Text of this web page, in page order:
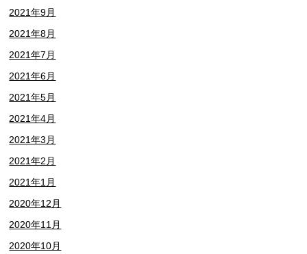
2021年9月
2021年8月
2021年7月
2021年6月
2021年5月
2021年4月
2021年3月
2021年2月
2021年1月
2020年12月
2020年11月
2020年10月